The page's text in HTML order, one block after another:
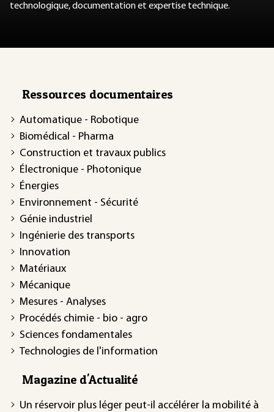
technologique, documentation et expertise technique.
Ressources documentaires
Automatique - Robotique
Biomédical - Pharma
Construction et travaux publics
Électronique - Photonique
Énergies
Environnement - Sécurité
Génie industriel
Ingénierie des transports
Innovation
Matériaux
Mécanique
Mesures - Analyses
Procédés chimie - bio - agro
Sciences fondamentales
Technologies de l'information
Magazine d'Actualité
Un réservoir plus léger peut-il accélérer la mobilité à